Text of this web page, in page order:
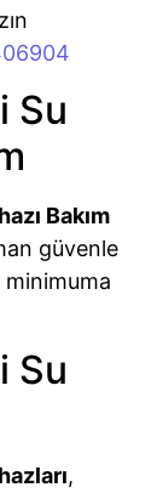
Su
Bakım
güvenle
minimuma
Su
,